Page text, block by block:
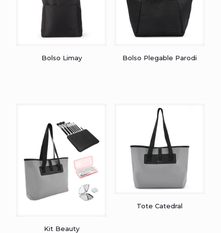
Bolso Limay Bolso Plegable Parodi
Kit Beauty
Tote Catedral